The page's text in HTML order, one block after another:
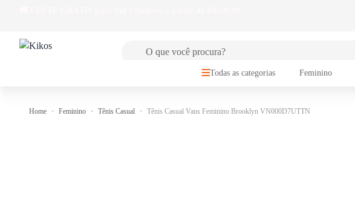
Todas as categorias Feminino
Home Feminino Tênis Casual Tênis Casual Vans Feminino Brooklyn VN000D7UTTN